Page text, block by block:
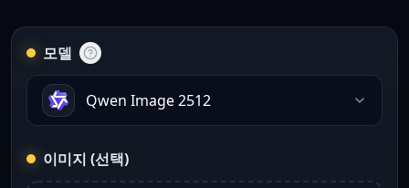
모델
Qwen Image 2512
이미지 (선택)